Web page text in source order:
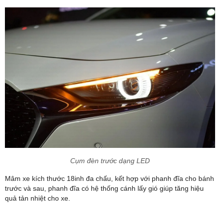
Cụm đèn trước dạng LED
Mâm xe kích thước 18inh đa chấu, kết hợp với phanh đĩa cho bánh
trước và sau, phanh đĩa có hệ thống cánh lấy gió giúp tăng hiệu
quả tản nhiệt cho xe.